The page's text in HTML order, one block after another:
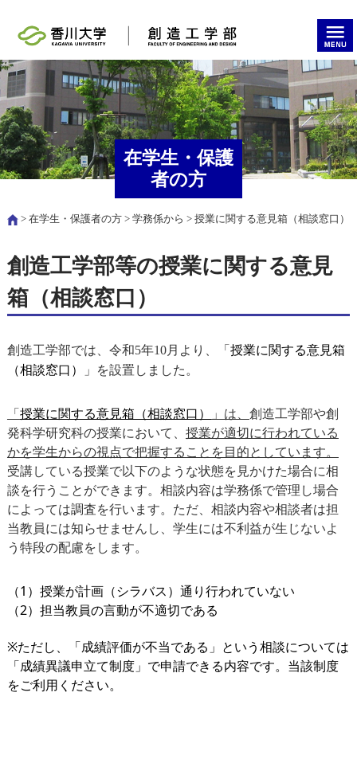
在学生・保護
者の方
> 在学生・保護者の方> 学務係から > 授業に関する意見箱（相談窓口）
創造工学部等の授業に関する意見
箱（相談窓口）
創造工学部では、令和5年10月より、「 授業に関する意見箱
（相談窓口）
」を設置しました。
「 授業に関する意見箱（相談窓口） 」は、 創造工学部や創
発科学研究科の授業において、 授業が適切に行われている
かを学生からの視点で把握することを目的としています。
受講している授業で以下のような状態を見かけた場合に相
談を行うことができます。 相談内容は学務係で管理し場合
によっては調査を行います。ただ、相談内容や相談者は担
当教員には知らせませんし、学生には不利益が生じないよ
う特段の配慮をします。
（1）授業が計画（シラバス）通り行われていない
（2） 担当教員の言動が不適切である
※ただし、「成績評価が不当である」という相談については
「成績異議申立て制度」で申請できる内容です。当該制度
をご利用ください。